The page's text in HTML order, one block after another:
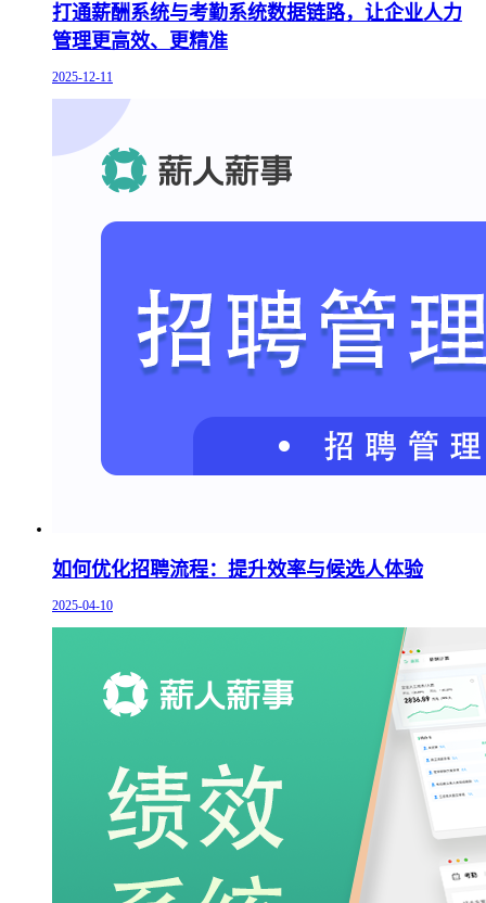
打通薪酬系统与考勤系统数据链路，让企业人力
管理更高效、更精准
2025-12-11
如何优化招聘流程：提升效率与候选人体验
2025-04-10